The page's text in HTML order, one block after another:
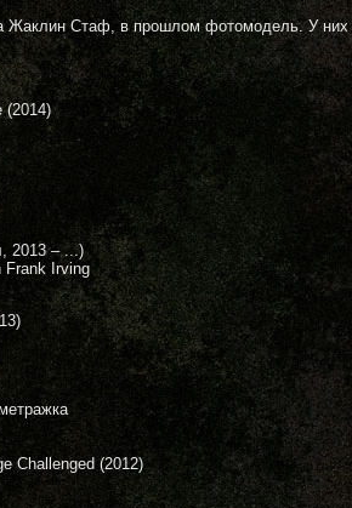
Жаклин Стаф, в прошлом фотомодель. У них
(2014)
2013 – ...)
Frank Irving
Challenged (2012)